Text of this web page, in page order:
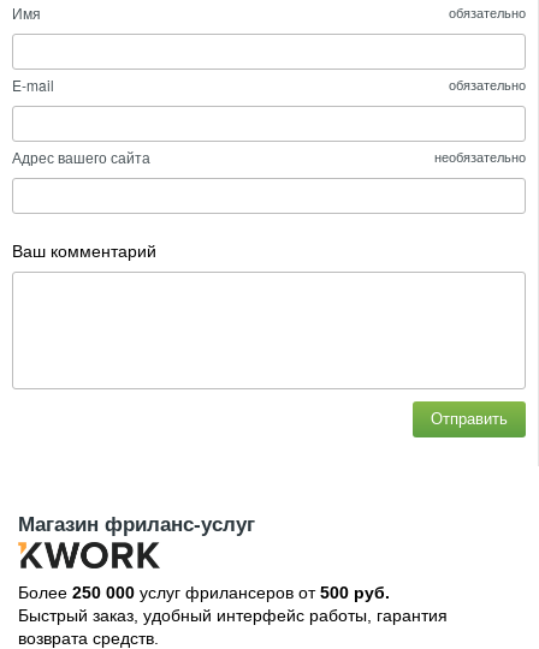
Имя обязательно
E-mail обязательно
Адрес вашего сайта необязательно
Ваш комментарий
Отправить
Магазин фриланс-услуг
Более 250 000 услуг фрилансеров от500 руб.
Быстрый заказ, удобный интерфейс работы, гарантия
возврата средств.